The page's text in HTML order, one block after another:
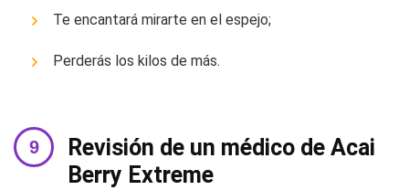
Te encantará mirarte en el espejo;
Perderás los kilos de más.
Revisión de un médico de Acai
Berry Extreme